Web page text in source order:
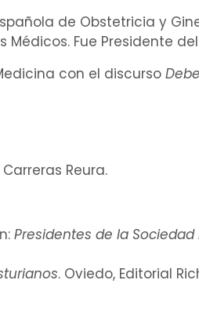
de Obstetricia y
Fue Presidente
con el discurso
Reura.
Presidentes de la
. Oviedo, Editorial